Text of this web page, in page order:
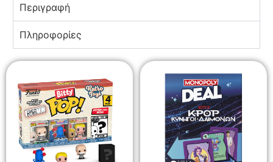
Περιγραφή
Πληροφορίες